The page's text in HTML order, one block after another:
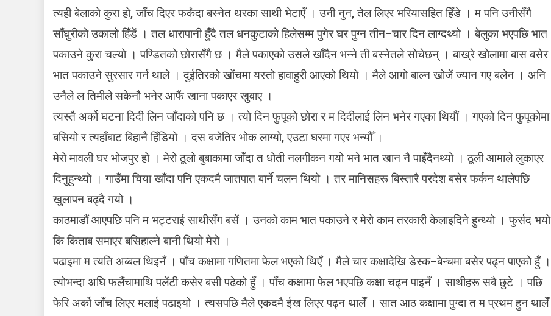
त्यही बेलाको कुरा हो, जाँच दिएर फर्कंदा बस्नेत थरका साथी भेटाएँ । उनी नुन, तेल लिएर भरियासहित हिँडे । म पनि उनीसँगै
साँघुरीको उकालो हिँडें । तल धारापानी हुँदै तल धनकुटाको हिलेसम्म पुगेर घर पुग्न तीन–चार दिन लाग्दथ्यो । बेलुका भएपछि भात
पकाउने कुरा चल्यो । पण्डितको छोरासँगै छ । मैले पकाएको उसले खाँदैन भन्ने ती बस्नेतले सोचेछन् । बाख्रे खोलामा बास बसेर
भात पकाउने सुरसार गर्न थाले । दुईतिरको खोंचमा यस्तो हावाहुरी आएको थियो । मैले आगो बाल्न खोजें ज्यान गए बलेन । अनि
उनैले ल तिमीले सकेनौ भनेर आफैं खाना पकाएर खुवाए ।
त्यस्तै अर्को घटना दिदी लिन जाँदाको पनि छ । त्यो दिन फुपूको छोरा र म दिदीलाई लिन भनेर गएका थियौं । गएको दिन फुपूकोमा
बसियो र त्यहाँबाट बिहानै हिँडियो । दस बजेतिर भोक लाग्यो, एउटा घरमा गएर भन्यौँ ।
मेरो मावली घर भोजपुर हो । मेरो ठूलो बुबाकामा जाँदा त धोती नलगीकन गयो भने भात खान नै पाइँदैनथ्यो । ठूली आमाले लुकाएर
दिनुहुन्थ्यो । गाउँमा चिया खाँदा पनि एकदमै जातपात बार्ने चलन थियो । तर मानिसहरू बिस्तारै परदेश बसेर फर्कन थालेपछि
खुलापन बढ्दै गयो ।
काठमाडौं आएपछि पनि म भट्टराई साथीसँग बसें । उनको काम भात पकाउने र मेरो काम तरकारी केलाइदिने हुन्थ्यो । फुर्सद भयो
कि किताब समाएर बसिहाल्ने बानी थियो मेरो ।
पढाइमा म त्यति अब्बल थिइनँ । पाँच कक्षामा गणितमा फेल भएको थिएँ । मैले चार कक्षादेखि डेस्क–बेन्चमा बसेर पढ्न पाएको हुँ ।
त्योभन्दा अघि फलैंचामाथि पलेंटी कसेर बसी पढेको हुँ । पाँच कक्षामा फेल भएपछि कक्षा चढ्न पाइनँ । साथीहरू सबै छुटे । पछि
फेरि अर्को जाँच लिएर मलाई पढाइयो । त्यसपछि मैले एकदमै ईख लिएर पढ्न थालेँ । सात आठ कक्षामा पुग्दा त म प्रथम हुन थालेँ